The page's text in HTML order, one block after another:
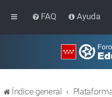
FAQ Ayuda
Índice general